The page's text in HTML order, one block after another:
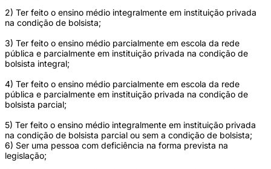
2) Ter feito o ensino médio integralmente em instituição privada
na condição de bolsista;
3) Ter feito o ensino médio parcialmente em escola da rede
pública e parcialmente em instituição privada na condição de
bolsista integral;
4) Ter feito o ensino médio parcialmente em escola da rede
pública e parcialmente em instituição privada na condição de
bolsista parcial;
5) Ter feito o ensino médio integralmente em instituição privada
na condição de bolsista parcial ou sem a condição de bolsista;
6) Ser uma pessoa com deficiência na forma prevista na
legislação;